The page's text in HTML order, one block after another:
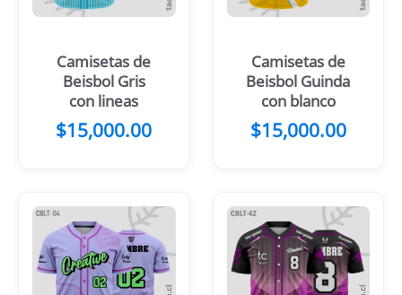
Camisetas de
Beisbol Gris
con lineas
$15,000.00
Camisetas de
Beisbol Guinda
con blanco
$15,000.00